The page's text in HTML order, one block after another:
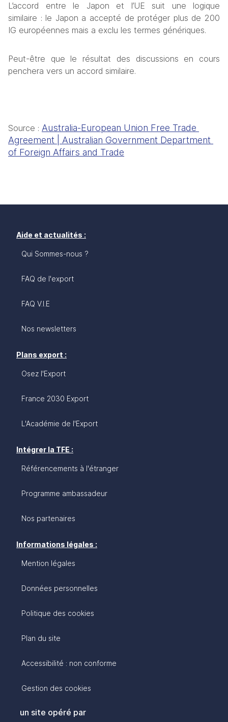
L’accord entre le Japon et l’UE suit une logique
similaire : le Japon a accepté de protéger plus de 200
IG européennes mais a exclu les termes génériques.
Peut-être que le résultat des discussions en cours
penchera vers un accord similaire.
Source : Australia-European Union Free Trade
Agreement | Australian Government Department
of Foreign Affairs and Trade
Aide et actualités :
Qui Sommes-nous ?
FAQ de l'export
FAQ V.I.E
Nos newsletters
Plans export :
Osez l'Export
France 2030 Export
L'Académie de l'Export
Intégrer la TFE :
Référencements à l'étranger
Programme ambassadeur
Nos partenaires
Informations légales :
Mention légales
Données personnelles
Politique des cookies
Plan du site
Accessibilité : non conforme
Gestion des cookies
un site opéré par